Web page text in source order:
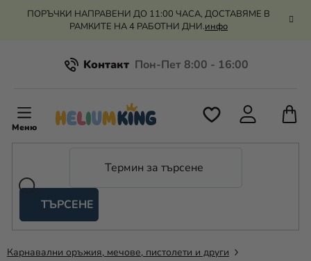
Преминаване
ПОРЪЧКИ НАПРАВЕНИ ДО 11:00 ЧАСА, ДОСТАВЯМЕ В
РАМКИТЕ НА 4 РАБОТНИ ДНИ.инфо
Kонтакт
Всичко за пазаруването
Оценка на магазина
ТЪРСЕНЕ
и
балони
Карнавални оръжия, мечове, пистолети и други